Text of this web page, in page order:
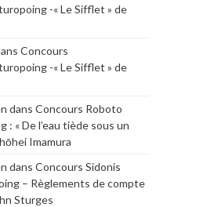
-« Le Sifflet » de
Concours
-« Le Sifflet » de
dans Concours Roboto
: « De l’eau tiède sous un
Imamura
dans Concours Sidonis
– Règlements de compte
Sturges